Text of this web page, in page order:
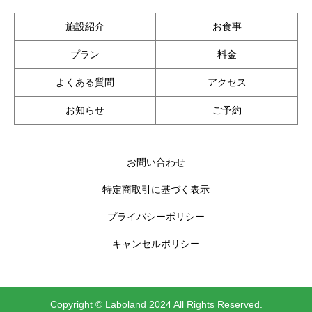
施設紹介 お食事
プラン 料金
よくある質問 アクセス
お知らせ ご予約
お問い合わせ
特定商取引に基づく表示
プライバシーポリシー
キャンセルポリシー
Copyright © Laboland 2024 All Rights Reserved.